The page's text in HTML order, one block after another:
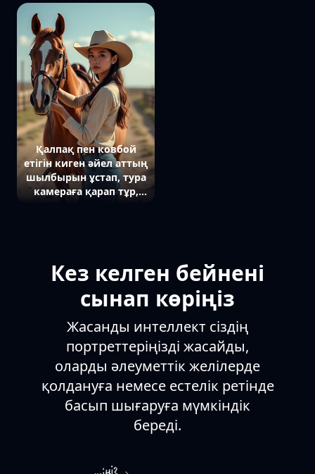
фонда ірі жоспар, тура
камераға қарап тұр.
Басында цилиндр
пішінді ақ қалпақ
Қалпақ пен ковбой
етігін киген әйел аттың
шылбырын ұстап, тура
камераға қарап тұр,
Кез келген бейнені
сынап көріңіз
Жасанды интеллект сіздің
портреттеріңізді жасайды,
оларды әлеуметтік желілерде
қолдануға немесе естелік ретінде
басып шығаруға мүмкіндік
береді.